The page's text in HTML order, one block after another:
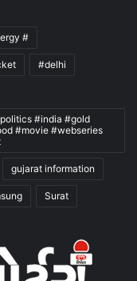
#
#delhi
#india #gold
#movie #webseries
gujarat information
Surat